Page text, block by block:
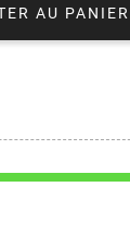
AU PANIER